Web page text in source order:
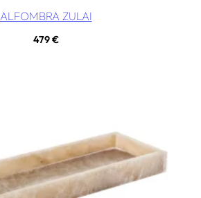
ALFOMBRA ZULAI
479€